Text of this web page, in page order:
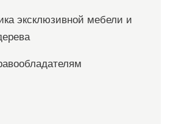
эксклюзивной мебели и